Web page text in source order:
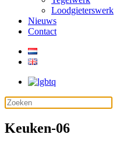
Loodgieterswerk
Nieuws
Contact
Keuken-06